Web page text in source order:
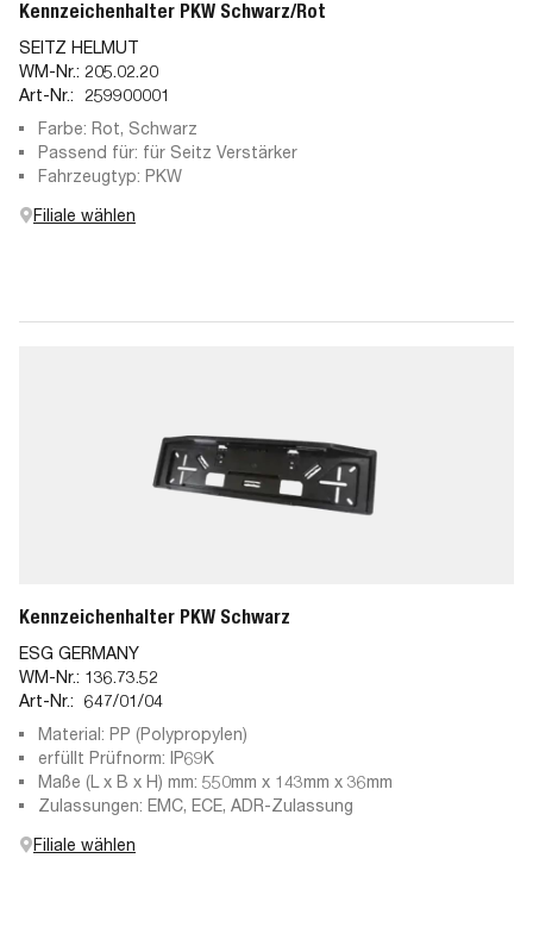
Kennzeichenhalter PKW Schwarz/Rot
SEITZ HELMUT
WM-Nr.: 205.02.20
Art-Nr.:
259900001
Farbe: Rot, Schwarz
Passend für: für Seitz Verstärker
Fahrzeugtyp: PKW
Filiale wählen
Kennzeichenhalter PKW Schwarz
ESG GERMANY
WM-Nr.: 136.73.52
Art-Nr.: 647/01/04
Material: PP (Polypropylen)
erfüllt Prüfnorm: IP69K
Maße (L x B x H) mm: 550mm x 143mm x 36mm
Zulassungen: EMC, ECE, ADR-Zulassung
Filiale wählen